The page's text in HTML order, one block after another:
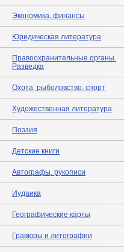
Экономика, финансы
Юридическая литература
Правоохранительные органы.
Разведка
Охота, рыболовство, спорт
Художественная литература
Поэзия
Детские книги
Автографы, рукописи
Иудаика
Географические карты
Гравюры и литографии